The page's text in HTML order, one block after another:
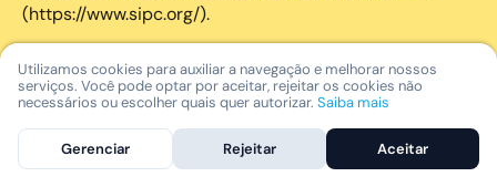
(https://www.sipc.org/).
A SIPC protege os valores mobiliários de clientes de
seus membros em até US$ 250.000,00 para
disponível mediante solicitação ou em www.sipc.org. O
SIPC não protege contra perdas de mercado e não
Utilizamos cookies para auxiliar a navegação e melhorar nossos
serviços. Você pode optar por aceitar, rejeitar os cookies não
necessários ou escolher quais quer autorizar. Saiba mais
Gerenciar Rejeitar Aceitar